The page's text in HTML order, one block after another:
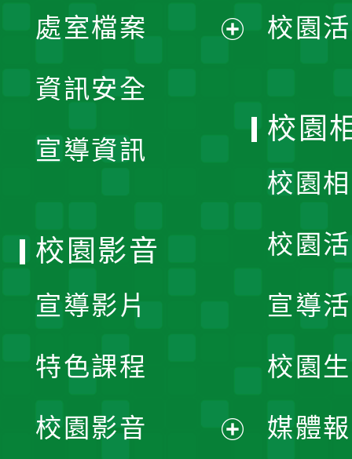
單
處室檔案
資訊安全
宣導資訊
校園
校園
校園
校園
宣導
校園
媒體
校園影音
宣導影片
特色課程
校園影音